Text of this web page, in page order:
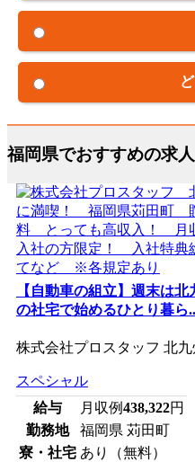
福岡県でおすすめの求人
【自動車の組立】週末は
の社宅で始めるひとり暮ら
株式会社プロスタッフ 北
スペシャル
給与
月収例438,322円
勤務地
福岡県 苅田町
寮・社宅 あり（無料）